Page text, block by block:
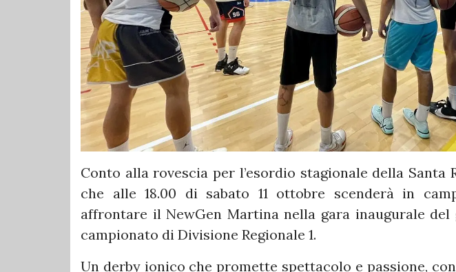
Conto alla rovescia per l’esordio stagionale della Santa
che alle 18.00 di sabato 11 ottobre scenderà in
affrontare il NewGen Martina nella gara inaugurale del
campionato di Divisione Regionale 1.
Un derby ionico che promette spettacolo e passione,